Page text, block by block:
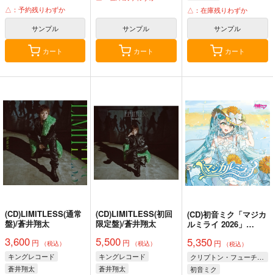
△：予約残りわずか
サンプル
カート
サンプル
カート
△：在庫残りわずか
サンプル
カート
(CD)LIMITLESS(通常
盤)/蒼井翔太
3,600 円 （税込）
キングレコード
蒼井翔太
(CD)LIMITLESS(初回
限定盤)/蒼井翔太
5,500 円 （税込）
キングレコード
蒼井翔太
(CD)初音ミク「マジカ
ルミライ 2026」
層アクリルボード付限
定盤)
5,350円 （税込）
クリプトン・フューチャー・メディア株式会社
初音ミク